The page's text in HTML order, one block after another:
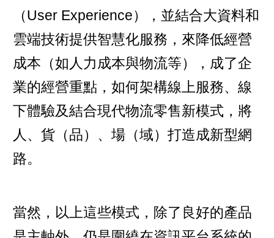
（User Experience），並結合大資料和
雲端技術提供智慧化服務，來降低經營
成本（如人力成本與物流等），成了企
業的經營重點，如何架構線上服務、線
下體驗及結合現代物流零售新模式，將
人、貨（品）、場（域）打造成新型網
路。
當然，以上這些模式，除了良好的產品